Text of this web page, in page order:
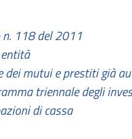
118 del 2011
mutui e prestiti già
triennale degli
di cassa